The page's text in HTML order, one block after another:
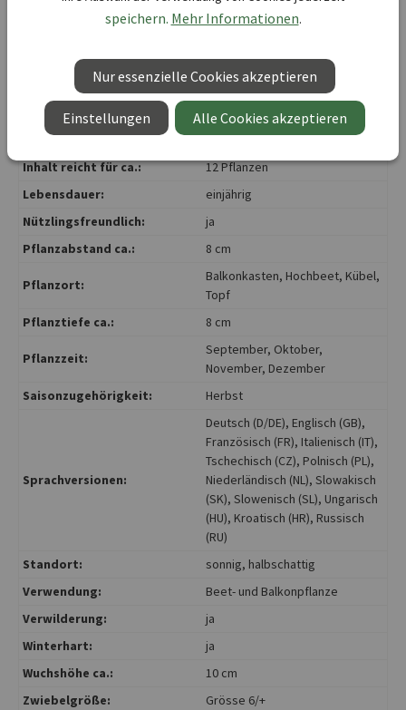
Lieferbar ab KW :
35
Lieferbar bis KW :
44
Botanische Bezeichnung :
Tulipa humilis
Blütenfarbe:
pink
Blütezeit:
März, April
Gefäßkultur:
ja
Inhalt reicht für ca.:
12 Pflanzen
Lebensdauer:
einjährig
Nützlingsfreundlich:
ja
Pflanzabstand ca.:
8 cm
Pflanzort:
Balkonkasten, Hochbeet, Kübel,
Topf
Pflanztiefe ca.:
8 cm
Pflanzzeit:
September, Oktober,
November, Dezember
Saisonzugehörigkeit:
Herbst
Sprachversionen:
Deutsch (D/DE), Englisch (GB),
Französisch (FR), Italienisch (IT),
Tschechisch (CZ), Polnisch (PL),
Niederländisch (NL), Slowakisch
(SK), Slowenisch (SL), Ungarisch
(HU), Kroatisch (HR), Russisch
(RU)
Standort:
sonnig, halbschattig
Verwendung:
Beet- und Balkonpflanze
Verwilderung:
ja
Winterhart:
ja
Wuchshöhe ca.:
10 cm
Zwiebelgröße:
Grösse 6/+
speichern. Mehr Informationen.
Nur essenzielle Cookies akzeptieren
Einstellungen Alle Cookies akzeptieren